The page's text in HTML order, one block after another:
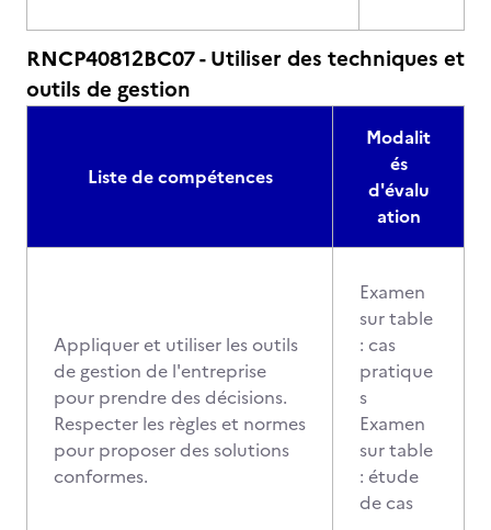
RNCP40812BC07 - Utiliser des techniques et
outils de gestion
Liste de compétences
Modalit
és
d'évalu
ation
Appliquer et utiliser les outils
de gestion de l'entreprise
pour prendre des décisions.
Respecter les règles et normes
pour proposer des solutions
conformes.
Examen
sur table
: cas
pratique
s
Examen
sur table
: étude
de cas